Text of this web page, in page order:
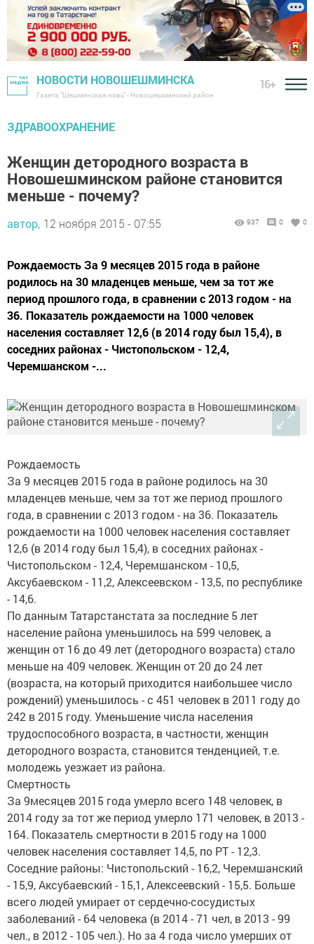
НОВОСТИ НОВОШЕШМИНСКА
Газета "Шешминская новь" - Новошешминский район
16+
ЗДРАВООХРАНЕНИЕ
Женщин детородного возраста в
Новошешминском районе становится
меньше - почему?
автор, 12 ноября 2015 - 07:55 937 0 0
Рождаемость За 9 месяцев 2015 года в районе
родилось на 30 младенцев меньше, чем за тот же
период прошлого года, в сравнении с 2013 годом - на
36. Показатель рождаемости на 1000 человек
населения составляет 12,6 (в 2014 году был 15,4), в
соседних районах - Чистопольском - 12,4,
Черемшанском -...
Рождаемость
За 9 месяцев 2015 года в районе родилось на 30
младенцев меньше, чем за тот же период прошлого
года, в сравнении с 2013 годом - на 36. Показатель
рождаемости на 1000 человек населения составляет
12,6 (в 2014 году был 15,4), в соседних районах -
Чистопольском - 12,4, Черемшанском - 10,5,
Аксубаевском - 11,2, Алексеевском - 13,5, по республике
- 14,6.
По данным Татарстанстата за последние 5 лет
население района уменьшилось на 599 человек, а
женщин от 16 до 49 лет (детородного возраста) стало
меньше на 409 человек. Женщин от 20 до 24 лет
(возраста, на который приходится наибольшее число
рождений) уменьшилось - с 451 человек в 2011 году до
242 в 2015 году. Уменьшение числа населения
трудоспособного возраста, в частности, женщин
детородного возраста, становится тенденцией, т.е.
молодежь уезжает из района.
Смертность
За 9месяцев 2015 года умерло всего 148 человек, в
2014 году за тот же период умерло 171 человек, в 2013 -
164. Показатель смертности в 2015 году на 1000
человек населения составляет 14,5, по РТ - 12,3.
Соседние районы: Чистопольский - 16,2, Черемшанский
- 15,9, Аксубаевский - 15,1, Алексеевский - 15,5. Больше
всего людей умирает от сердечно-сосудистых
заболеваний - 64 человека (в 2014 - 71 чел, в 2013 - 99
чел., в 2012 - 105 чел.). Но за 4 года число умерших от